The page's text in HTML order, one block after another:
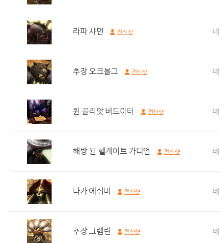
라파 샤먼 전신샷
추장 오크볼그 전신샷
퀸 골리앗 버드이터 전신샷
해방 된 헬게이트 가디언 전신샷
나가 에쉬비 전신샷
추장 그렘린 전신샷